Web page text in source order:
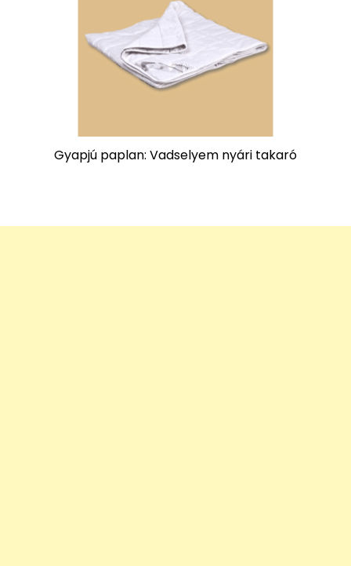
Gyapjú paplan: Vadselyem nyári takaró